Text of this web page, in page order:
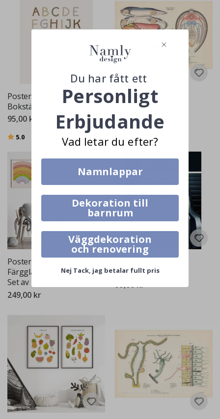
Poster - Alfabetet
Bokstäver
95,00 kr
Betyg:
5.0 utav 5 stjärnor
Poster - Anatomisk
Musseldiagram
99,00 kr
Poster - Barnens
Färgglada Motivation /
Set av 4
249,00 kr
Inspiration
99,00 kr
Du har fått ett
Personligt
Erbjudande
Vad letar du efter?
Namnlappar
Dekoration till
barnrum
Väggdekoration
och renovering
Nej Tack, jag betalar fullt pris